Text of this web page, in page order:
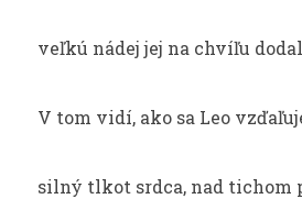
veľkú nádej jej na chvíľu
V tom vidí, ako sa Leo
silný tlkot srdca, nad tichom